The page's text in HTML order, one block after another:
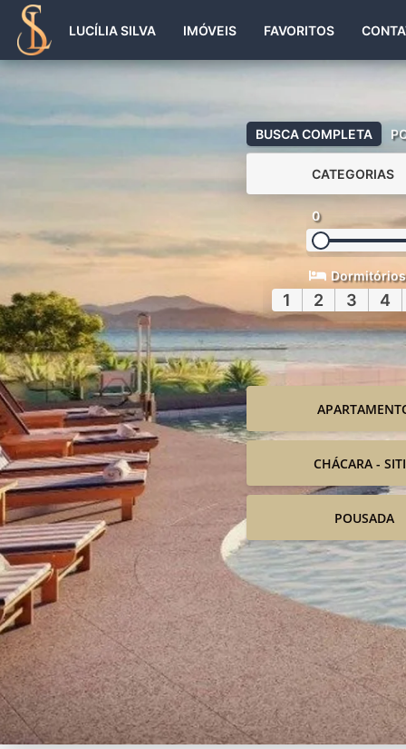
LUCÍLIA SILVA IMÓVEIS FAVORITOS
BUSCA COMPLETA
CATEGORIAS
0
Dormitórios
1 2 3 4
CHÁCARA -
POUSADA